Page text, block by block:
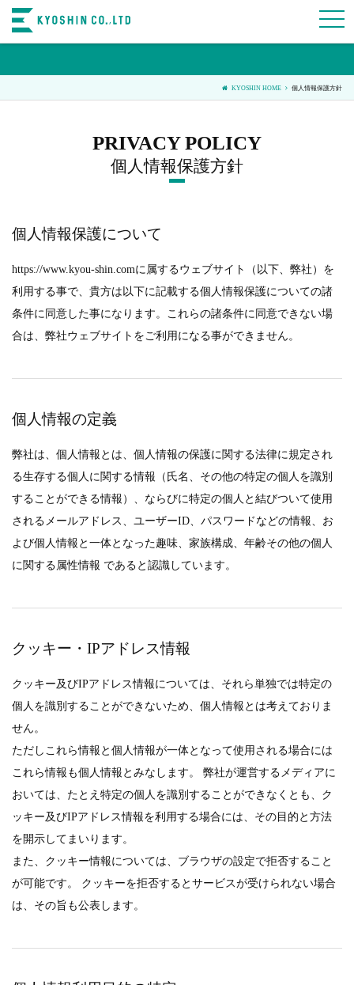
KYOSHIN HOME 個人情報保護方針
個人情報保護方針
個人情報保護について
https://www.kyou-shin.comに属するウェブサイト（以下、弊社）を
利用する事で、貴方は以下に記載する個人情報保護についての諸
条件に同意した事になります。これらの諸条件に同意できない場
合は、弊社ウェブサイトをご利用になる事ができません。
個人情報の定義
弊社は、個人情報とは、個人情報の保護に関する法律に規定され
る生存する個人に関する情報（氏名、その他の特定の個人を識別
することができる情報）、ならびに特定の個人と結びついて使用
されるメールアドレス、ユーザーID、パスワードなどの情報、お
よび個人情報と一体となった趣味、家族構成、年齢その他の個人
に関する属性情報 であると認識しています。
クッキー・IPアドレス情報
クッキー及びIPアドレス情報については、それら単独では特定の
個人を識別することができないため、個人情報とは考えておりま
せん。
ただしこれら情報と個人情報が一体となって使用される場合には
これら情報も個人情報とみなします。 弊社が運営するメディアに
おいては、たとえ特定の個人を識別することができなくとも、ク
ッキー及びIPアドレス情報を利用する場合には、その目的と方法
を開示してまいります。
また、クッキー情報については、ブラウザの設定で拒否すること
が可能です。 クッキーを拒否するとサービスが受けられない場合
は、その旨も公表します。